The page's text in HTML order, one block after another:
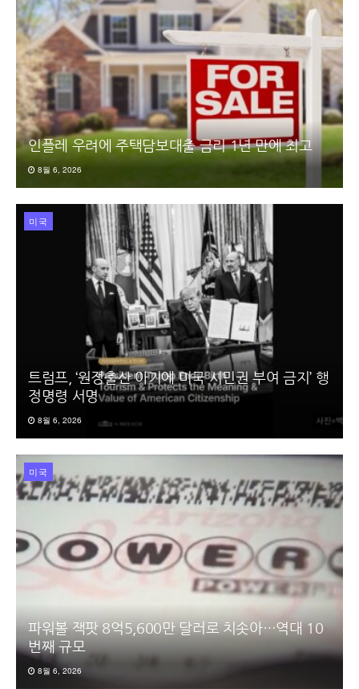
인플레 우려에 주택담보대출 금리 1년 만에 최고
8월 6, 2026
미국
트럼프, ‘원정출산 아기에 미국 시민권 부여 금지’ 행
정명령 서명
8월 6, 2026
미국
파워볼 잭팟 8억5,600만 달러로 치솟아…역대 10
번째 규모
8월 6, 2026